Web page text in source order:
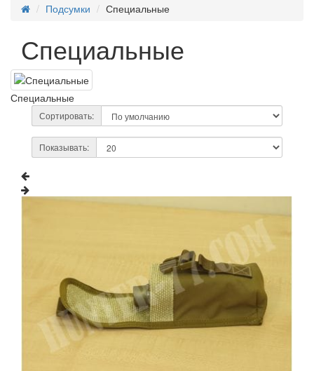
Подсумки Специальные
Специальные
Специальные
Сортировать:
Показывать: